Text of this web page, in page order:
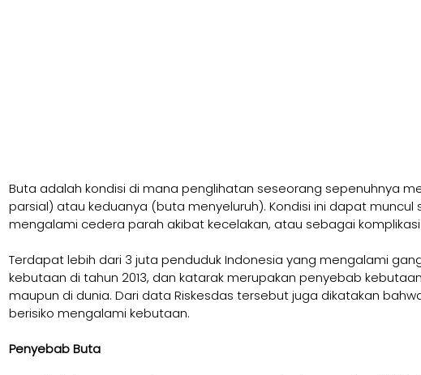
Buta adalah kondisi di mana penglihatan seseorang sepenuhnya
parsial) atau keduanya (buta menyeluruh). Kondisi ini dapat
mengalami cedera parah akibat kecelakan, atau sebagai
Terdapat lebih dari 3 juta penduduk Indonesia yang mengalami
kebutaan di tahun 2013, dan katarak merupakan penyebab
maupun di dunia. Dari data Riskesdas tersebut juga dikatakan
berisiko mengalami kebutaan.
Penyebab Buta